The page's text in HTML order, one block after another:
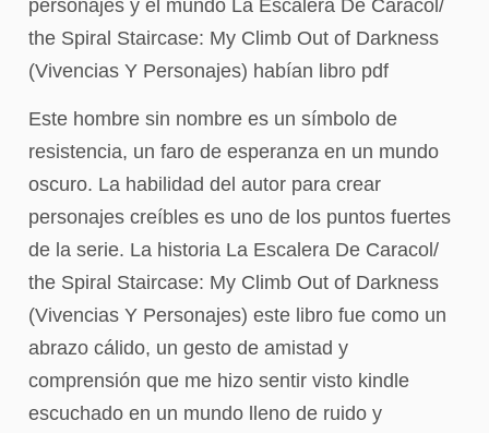
personajes y el mundo La Escalera De Caracol/
the Spiral Staircase: My Climb Out of Darkness
(Vivencias Y Personajes) habían libro pdf
Este hombre sin nombre es un símbolo de
resistencia, un faro de esperanza en un mundo
oscuro. La habilidad del autor para crear
personajes creíbles es uno de los puntos fuertes
de la serie. La historia La Escalera De Caracol/
the Spiral Staircase: My Climb Out of Darkness
(Vivencias Y Personajes) este libro fue como un
abrazo cálido, un gesto de amistad y
comprensión que me hizo sentir visto kindle
escuchado en un mundo lleno de ruido y